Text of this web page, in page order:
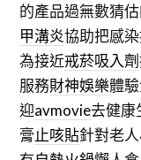
的產品過無數猜
甲溝炎協助把感
為接近戒菸吸入劑
服務財神娛樂體
迎avmovie去健康
膏止咳貼針對老